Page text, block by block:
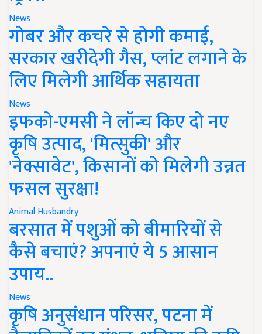
News
गोबर और कचरे से होगी कमाई,
सरकार खरीदेगी गैस, प्लांट लगाने के
लिए मिलेगी आर्थिक सहायता
News
इफको-एमसी ने लॉन्च किए दो नए
कृषि उत्पाद, 'मित्सुकी' और
'नेक्सावेट', किसानों को मिलेगी उन्नत
फसल सुरक्षा!
Animal Husbandry
बरसात में पशुओं को बीमारियों से
कैसे बचाएं? अपनाएं ये 5 आसान
उपाय..
News
कृषि अनुसंधान परिसर, पटना में